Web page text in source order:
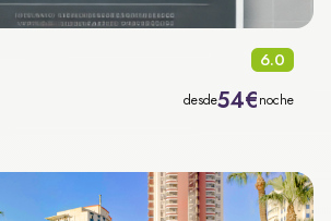
6.0
desde54€noche